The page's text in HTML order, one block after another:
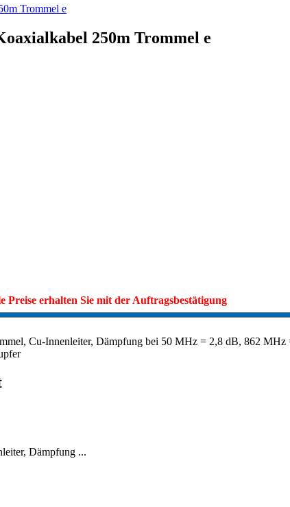
250m Trommel e
Preise erhalten Sie mit der Auftragsbestätigung
Cu-Innenleiter, Dämpfung bei 50 MHz = 2,8 dB, 862
Dämpfung ...